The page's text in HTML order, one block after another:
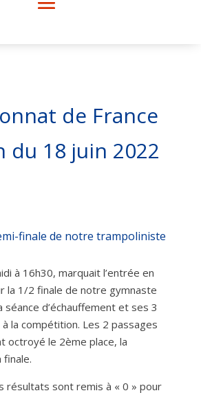
de France
du 18 juin 2022
finale de notre trampoliniste
à 16h30, marquait l’entrée en
la 1/2 finale de notre gymnaste
séance d’échauffement et ses 3
la compétition. Les 2 passages
octroyé le 2ème place, la
finale.
résultats sont remis à « 0 » pour